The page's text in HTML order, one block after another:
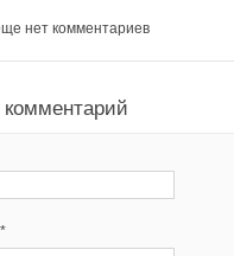
нет комментариев